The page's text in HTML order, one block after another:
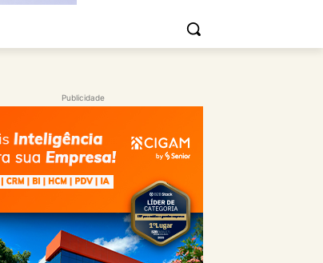
Publicidade